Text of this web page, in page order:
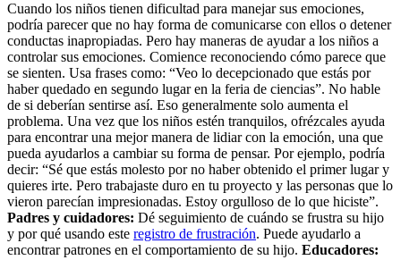
Cuando los niños tienen dificultad para manejar sus emociones,
podría parecer que no hay forma de comunicarse con ellos o detener
conductas inapropiadas. Pero hay maneras de ayudar a los niños a
controlar sus emociones. Comience reconociendo cómo parece que
se sienten. Usa frases como: “Veo lo decepcionado que estás por
haber quedado en segundo lugar en la feria de ciencias”. No hable
de si deberían sentirse así. Eso generalmente solo aumenta el
problema. Una vez que los niños estén tranquilos, ofrézcales ayuda
para encontrar una mejor manera de lidiar con la emoción, una que
pueda ayudarlos a cambiar su forma de pensar. Por ejemplo, podría
decir: “Sé que estás molesto por no haber obtenido el primer lugar y
quieres irte. Pero trabajaste duro en tu proyecto y las personas que lo
vieron parecían impresionadas. Estoy orgulloso de lo que hiciste”.
Padres y cuidadores: Dé seguimiento de cuándo se frustra su hijo
y por qué usando este registro de frustración. Puede ayudarlo a
encontrar patrones en el comportamiento de su hijo. Educadores: